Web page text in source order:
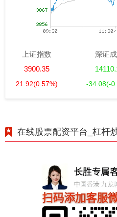
上证指数
3900.35
21.92(0.57%)
深证
-34.08(-
在线股票配资平台_杠杆